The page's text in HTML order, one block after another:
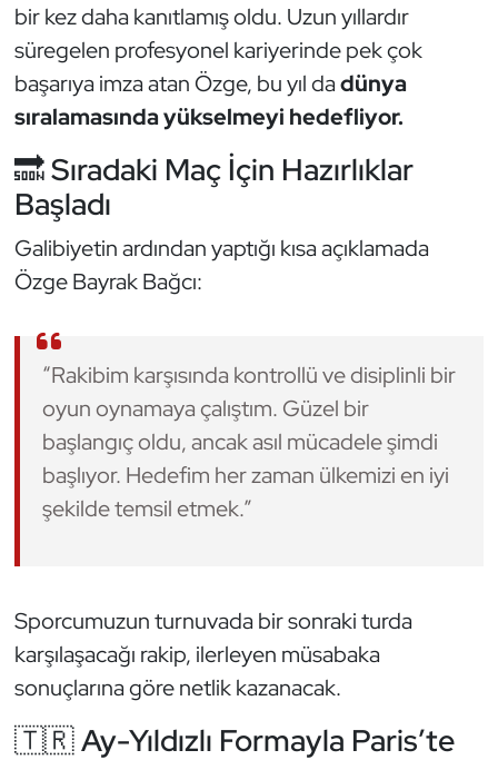
bir kez daha kanıtlamış oldu. Uzun yıllardır
süregelen profesyonel kariyerinde pek çok
başarıya imza atan Özge, bu yıl dadünya
sıralamasında yükselmeyi hedefliyor.
🔜 Sıradaki Maç İçin Hazırlıklar
Başladı
Galibiyetin ardından yaptığı kısa açıklamada
Özge Bayrak Bağcı:
“Rakibim karşısında kontrollü ve disiplinli bir
oyun oynamaya çalıştım. Güzel bir
başlangıç oldu, ancak asıl mücadele şimdi
başlıyor. Hedefim her zaman ülkemizi en iyi
şekilde temsil etmek.”
Sporcumuzun turnuvada bir sonraki turda
karşılaşacağı rakip, ilerleyen müsabaka
sonuçlarına göre netlik kazanacak.
🇹🇷 Ay-Yıldızlı Formayla Paris’te
Satranç
Su Topu
Sualtı Sporları
Tekvando
Tenis
Voleybol
Vücut Geliştirme Fitness
Wushu Kungfu